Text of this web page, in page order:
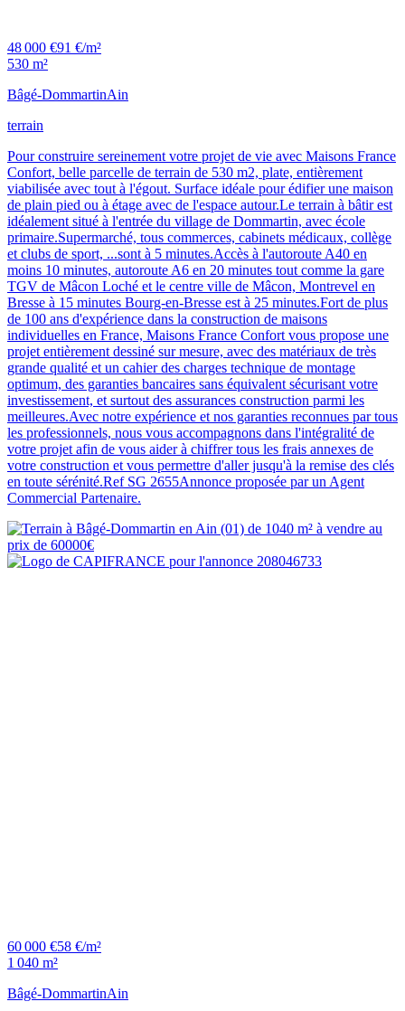
48 000 €91 €/m²
530 m²
Bâgé-DommartinAin
terrain
Pour construire sereinement votre projet de vie avec Maisons France
Confort, belle parcelle de terrain de 530 m2, plate, entièrement
viabilisée avec tout à l'égout. Surface idéale pour édifier une maison
de plain pied ou à étage avec de l'espace autour.Le terrain à bâtir est
idéalement situé à l'entrée du village de Dommartin, avec école
primaire.Supermarché, tous commerces, cabinets médicaux, collège
et clubs de sport, ...sont à 5 minutes.Accès à l'autoroute A40 en
moins 10 minutes, autoroute A6 en 20 minutes tout comme la gare
TGV de Mâcon Loché et le centre ville de Mâcon, Montrevel en
Bresse à 15 minutes Bourg-en-Bresse est à 25 minutes.Fort de plus
de 100 ans d'expérience dans la construction de maisons
individuelles en France, Maisons France Confort vous propose une
projet entièrement dessiné sur mesure, avec des matériaux de très
grande qualité et un cahier des charges technique de montage
optimum, des garanties bancaires sans équivalent sécurisant votre
investissement, et surtout des assurances construction parmi les
meilleures.Avec notre expérience et nos garanties reconnues par tous
les professionnels, nous vous accompagnons dans l'intégralité de
votre projet afin de vous aider à chiffrer tous les frais annexes de
votre construction et vous permettre d'aller jusqu'à la remise des clés
en toute sérénité.Ref SG 2655Annonce proposée par un Agent
Commercial Partenaire.
60 000 €58 €/m²
1 040 m²
Bâgé-DommartinAin